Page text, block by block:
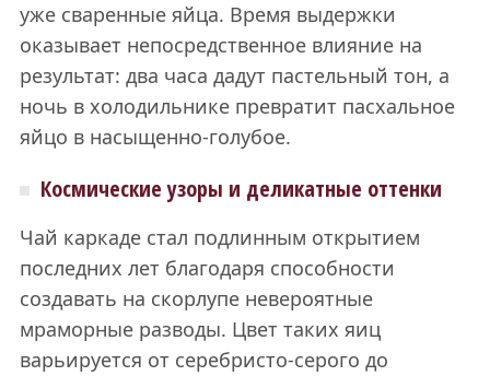
уже сваренные яйца. Время выдержки
оказывает непосредственное влияние на
результат: два часа дадут пастельный тон, а
ночь в холодильнике превратит пасхальное
яйцо в насыщенно-голубое.
Космические узоры и деликатные оттенки
Чай каркаде стал подлинным открытием
последних лет благодаря способности
создавать на скорлупе невероятные
мраморные разводы. Цвет таких яиц
варьируется от серебристо-серого до